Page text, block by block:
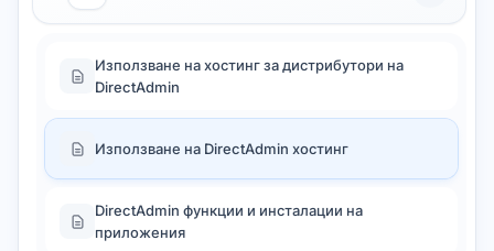
Използване на хостинг за дистрибутори на
DirectAdmin
Използване на DirectAdmin хостинг
DirectAdmin функции и инсталации на
приложения